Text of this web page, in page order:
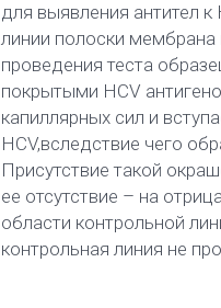
для выявления антител
линии полоски
проведения теста
покрытыми HCV
капиллярных сил и
HCV,вследствие чего
Присутствие такой
ее отсутствие – на
области контрольной
контрольная линия не